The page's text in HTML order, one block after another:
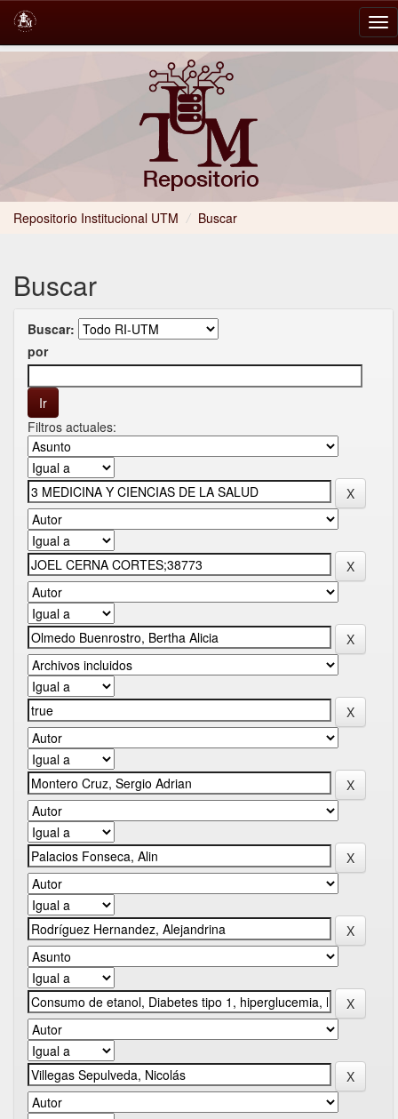
Repositorio Institucional UTM / Buscar
Buscar
Buscar:
por
Filtros actuales: